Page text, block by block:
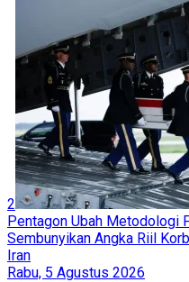
2
Pentagon Ubah Metodologi
Sembunyikan Angka Riil
Iran
Rabu, 5 Agustus 2026